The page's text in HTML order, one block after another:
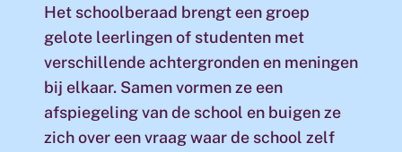
Het schoolberaad brengt een groep
gelote leerlingen of studenten met
verschillende achtergronden en meningen
bij elkaar. Samen vormen ze een
afspiegeling van de school en buigen ze
zich over een vraag waar de school zelf